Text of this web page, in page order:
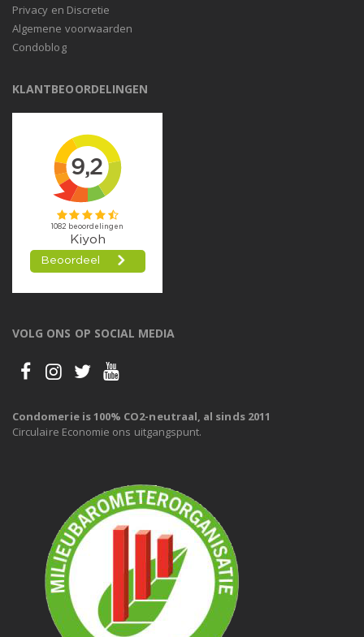
Privacy en Discretie
Algemene voorwaarden
Condoblog
KLANTBEOORDELINGEN
VOLG ONS OP SOCIAL MEDIA
Condomerie is 100% CO2-neutraal, al sinds 2011
Circulaire Economie ons uitgangspunt.